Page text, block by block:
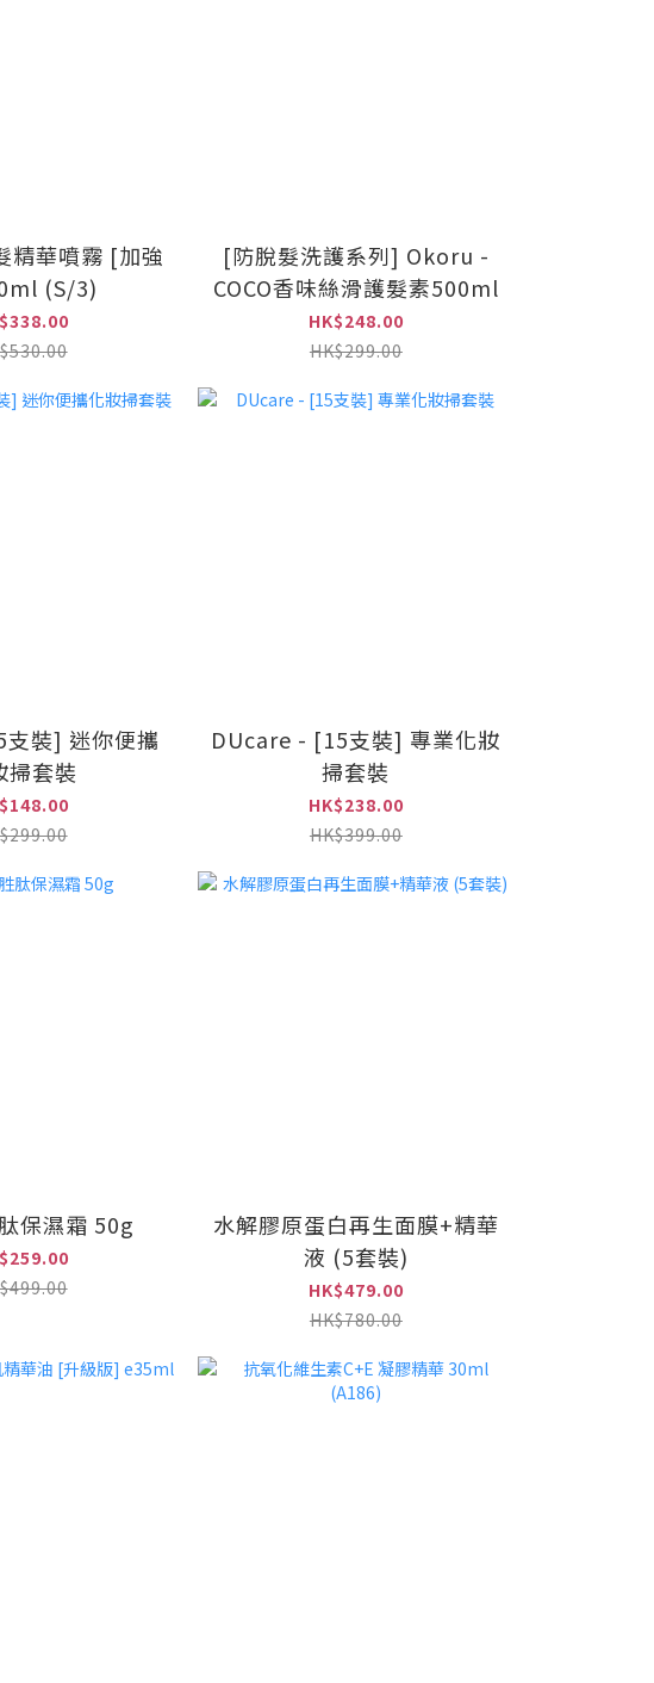
精華噴霧 [加強
(S/3)
[防脫髮洗護系列] Okoru -
COCO香味絲滑護髮素500ml
HK$248.00
HK$299.00
裝] 迷你便攜
掃套裝
DUcare - [15支裝] 專業化妝
掃套裝
HK$238.00
HK$399.00
保濕霜 50g
水解膠原蛋白再生面膜+精華
液 (5套裝)
HK$479.00
HK$780.00